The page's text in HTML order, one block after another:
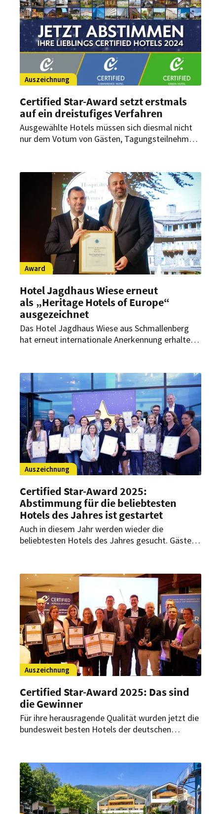
Auszeichnung
Certified Star-Award setzt erstmals
auf ein dreistufiges Verfahren
Ausgewählte Hotels müssen sich diesmal nicht
nur dem Votum von Gästen, Tagungsteilnehmern
ein dreistufiges Verfahren geben.
Award
Hotel Jagdhaus Wiese erneut
als „Heritage Hotels of Europe“
ausgezeichnet
Das Hotel Jagdhaus Wiese aus Schmallenberg
hat erneut internationale Anerkennung erhalten:
„Heritage Hotels of Europe“ in der Kategorie
„Heritage & Hospitality“.
Auszeichnung
Certified Star-Award 2025:
Abstimmung für die beliebtesten
Hotels des Jahres ist gestartet
Auch in diesem Jahr werden wieder die
beliebtesten Hotels des Jahres gesucht. Gäste,
abstimmen.
Auszeichnung
Certified Star-Award 2025: Das sind
die Gewinner
Für ihre herausragende Qualität wurden jetzt die
bundesweit besten Hotels der deutschen
festlichen Ambiente des Hotels René Bohn von
Certified verliehen.